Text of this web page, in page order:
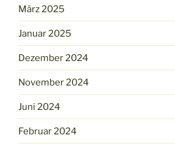
März 2025
Januar 2025
Dezember 2024
November 2024
Juni 2024
Februar 2024